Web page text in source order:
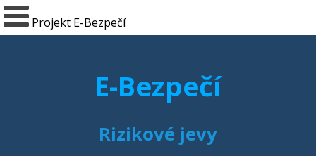
Projekt E-Bezpečí
E-Bezpečí
Rizikové jevy